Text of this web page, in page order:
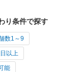
り条件で探す
数1～9
以上
能